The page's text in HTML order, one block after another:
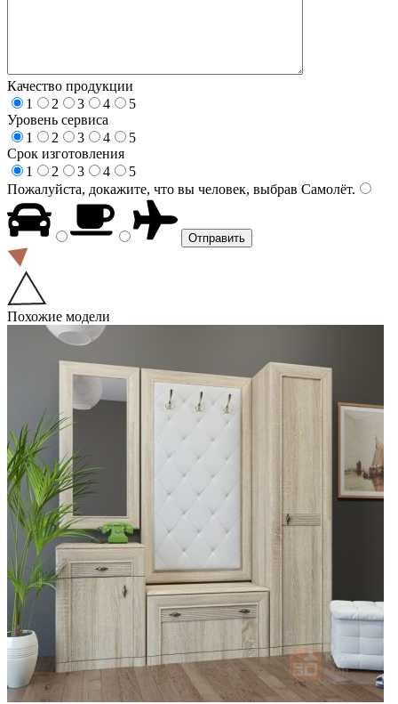
Качество продукции
1
2 3 4
5
Уровень сервиса
1
2 3 4
5
Срок изготовления
1
2 3 4
5
Пожалуйста, докажите, что вы человек, выбрав Самолёт.
Похожие модели